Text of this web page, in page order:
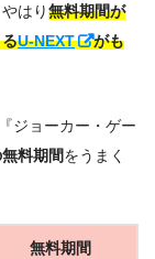
はり無料期間が
U-NEXT
がも
ジョーカー・ゲー
料期間をうまく
無料期間